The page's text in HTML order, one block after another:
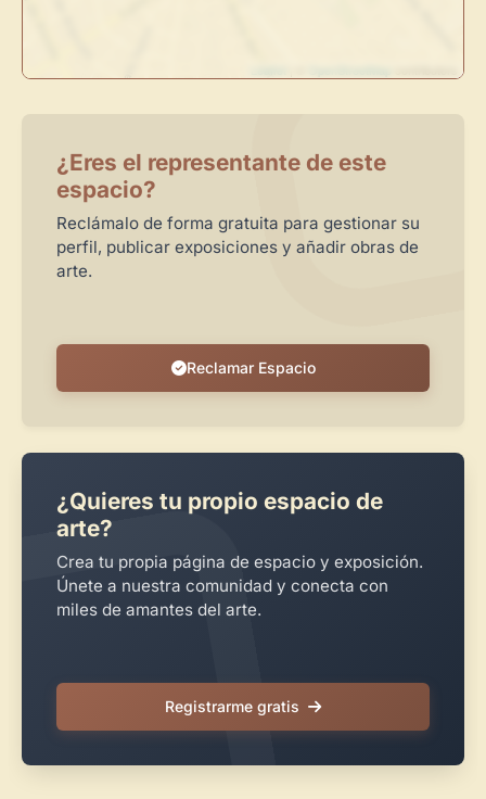
¿Eres el representante de este
espacio?
Reclámalo de forma gratuita para gestionar su
perfil, publicar exposiciones y añadir obras de
arte.
Reclamar Espacio
¿Quieres tu propio espacio de
arte?
Crea tu propia página de espacio y exposición.
Únete a nuestra comunidad y conecta con
miles de amantes del arte.
Registrarme gratis